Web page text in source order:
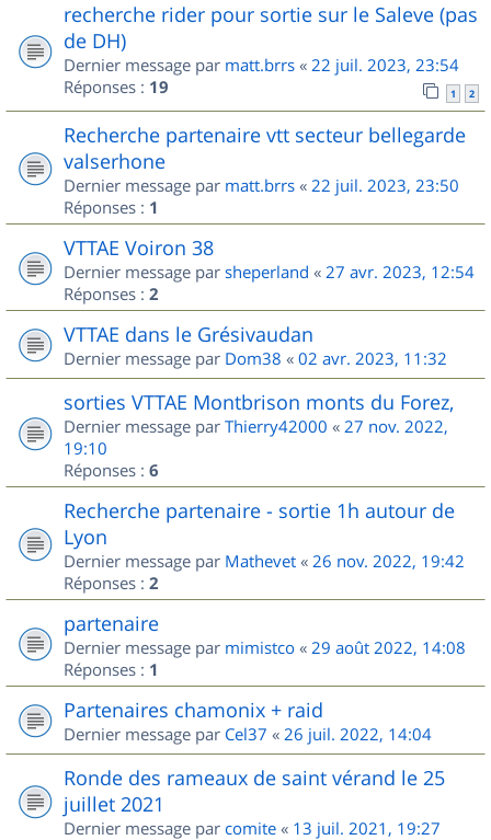
recherche rider pour sortie sur le Saleve (pas
de DH)
Dernier message par matt.brrs « 22 juil. 2023, 23:54
Réponses : 19 1 2
Recherche partenaire vtt secteur bellegarde
valserhone
Dernier message par matt.brrs « 22 juil. 2023, 23:50
Réponses : 1
VTTAE Voiron 38
Dernier message par sheperland « 27 avr. 2023, 12:54
Réponses : 2
VTTAE dans le Grésivaudan
Dernier message par Dom38 « 02 avr. 2023, 11:32
sorties VTTAE Montbrison monts du Forez,
Dernier message par Thierry42000 « 27 nov. 2022,
19:10
Réponses : 6
Recherche partenaire - sortie 1h autour de
Lyon
Dernier message par Mathevet « 26 nov. 2022, 19:42
Réponses : 2
partenaire
Dernier message par mimistco « 29 août 2022, 14:08
Réponses : 1
Partenaires chamonix + raid
Dernier message par Cel37 « 26 juil. 2022, 14:04
Ronde des rameaux de saint vérand le 25
juillet 2021
Dernier message par comite « 13 juil. 2021, 19:27